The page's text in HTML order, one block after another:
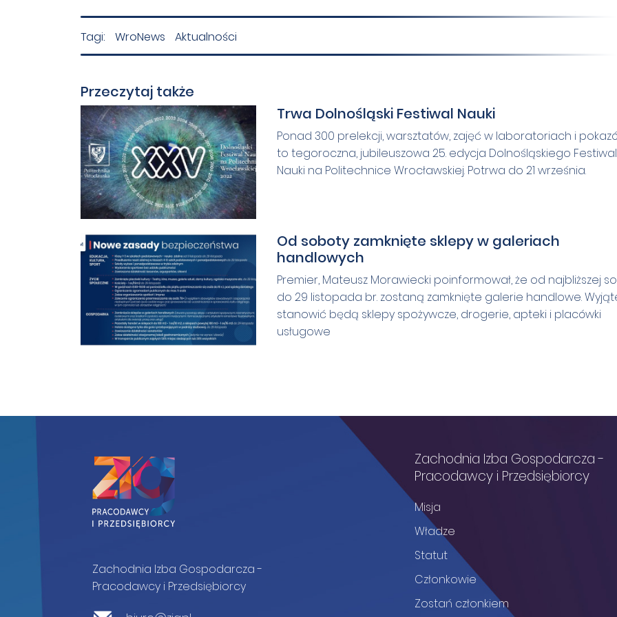
Tagi: WroNews Aktualności
Przeczytaj także
Trwa Dolnośląski Festiwal Nauki
Ponad 300 prelekcji, warsztatów, zajęć w laboratoriach i
to tegoroczna, jubileuszowa 25. edycja Dolnośląskiego
Nauki na Politechnice Wrocławskiej. Potrwa do 21 września.
Od soboty zamknięte sklepy w galeriach
handlowych
Premier, Mateusz Morawiecki poinformował, że od najbliższej
do 29 listopada br. zostaną zamknięte galerie handlowe.
stanowić będą sklepy spożywcze, drogerie, apteki i placówki
usługowe
Zachodnia Izba Gospodarcza -
Pracodawcy i Przedsiębiorcy
Zachodnia Izba Gospodarcza -
Pracodawcy i Przedsiębiorcy
Misja
Władze
Statut
Członkowie
Zostań członkiem